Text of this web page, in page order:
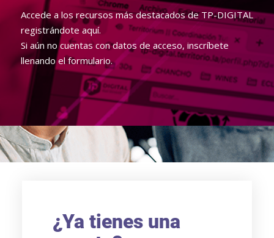
Accede a los recursos más destacados de TP-DIGITAL
registrándote aquí.
Si aún no cuentas con datos de acceso, inscríbete
llenando el formulario.
¿Ya tienes una